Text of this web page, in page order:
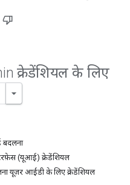
क्रेडेंशियल के लिए
(यूआई) क्रेडेंशियल
यूज़र आईडी के लिए क्रेडेंशियल